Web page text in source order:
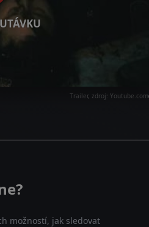
Trailer, zdroj: Youtube.com
možností, jak sledovat